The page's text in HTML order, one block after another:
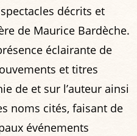
décrits et
de Maurice Bardèche.
éclairante de
et titres
de et sur l’auteur ainsi
noms cités, faisant de
événements